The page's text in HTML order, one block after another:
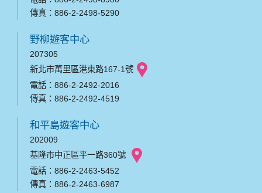
傳真：886-2-2498-5290
野柳遊客中心
207305
新北市萬里區港東路167-1號
電話：886-2-2492-2016
傳真：886-2-2492-4519
和平島遊客中心
202009
基隆市中正區平一路360號
電話：886-2-2463-5452
傳真：886-2-2463-6987